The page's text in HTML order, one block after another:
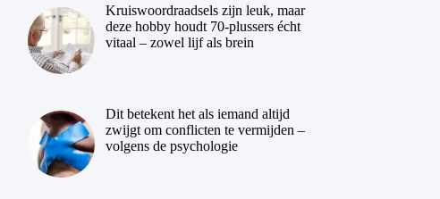
Kruiswoordraadsels zijn leuk, maar
deze hobby houdt 70-plussers écht
vitaal – zowel lijf als brein
Dit betekent het als iemand altijd
zwijgt om conflicten te vermijden –
volgens de psychologie